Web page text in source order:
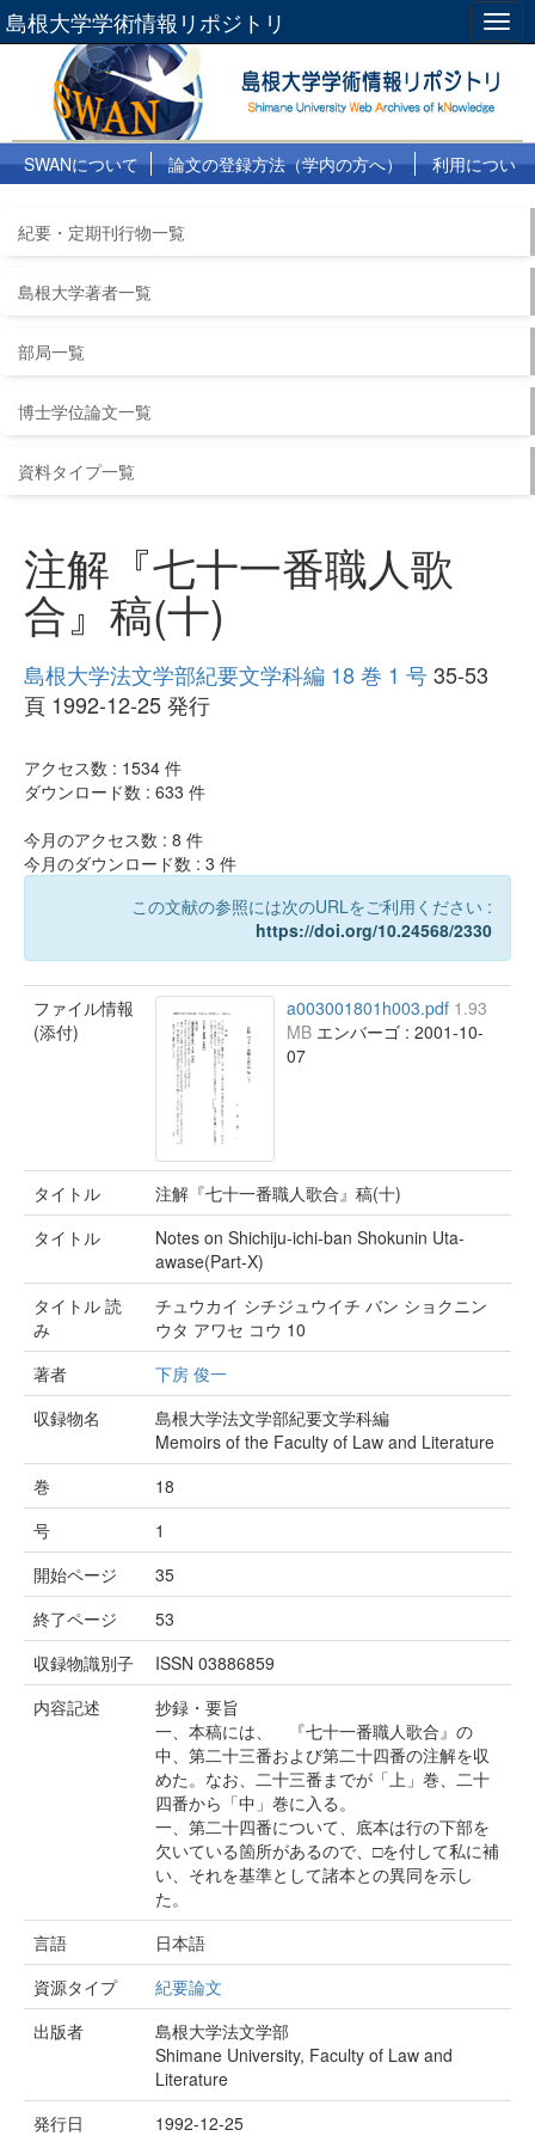
島根大学学術情報リポジトリ
SWANについて 論文の登録方法（学内の方へ）
利用につい
紀要・定期刊行物一覧
島根大学著者一覧
部局一覧
博士学位論文一覧
資料タイプ一覧
注解『七十一番職人歌
合』稿(十)
島根大学法文学部紀要文学科編 18 巻 1 号35-53
頁 1992-12-25 発行
アクセス数 : 1534 件
ダウンロード数 : 633 件
今月のアクセス数 : 8 件
今月のダウンロード数 : 3 件
この文献の参照には次のURLをご利用ください :
https://doi.org/10.24568/2330
ファイル情報
(添付)
a003001801h003.pdf 1.93
MB エンバーゴ : 2001-10-
07
タイトル
注解『七十一番職人歌合』稿(十)
タイトル
Notes on Shichiju-ichi-ban Shokunin Uta-
awase(Part-X)
タイトル 読
み
チュウカイ シチジュウイチ バン ショクニン
ウタ アワセ コウ 10
著者
下房 俊一
収録物名
島根大学法文学部紀要文学科編
Memoirs of the Faculty of Law and Literature
巻
18
号
1
開始ページ
35
終了ページ
53
収録物識別子
ISSN 03886859
内容記述
抄録・要旨
一、本稿には、 『七十一番職人歌合』の
中、第二十三番および第二十四番の注解を収
めた。なお、二十三番までが「上」巻、二十
四番から「中」巻に入る。
一、第二十四番について、底本は行の下部を
欠いている箇所があるので、□を付して私に補
い、それを基準として諸本との異同を示し
た。
言語
日本語
資源タイプ
紀要論文
出版者
島根大学法文学部
Shimane University, Faculty of Law and
Literature
発行日
1992-12-25